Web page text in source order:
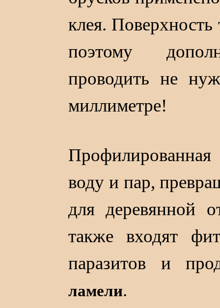
клея.
поэтому
проводить не
миллиметре!
воду и пар,
для деревянной
также входят
паразитов и
ламели.